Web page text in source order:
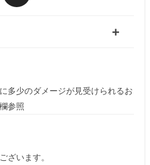
多少のダメージが見受けられるお
参照
ざいます。